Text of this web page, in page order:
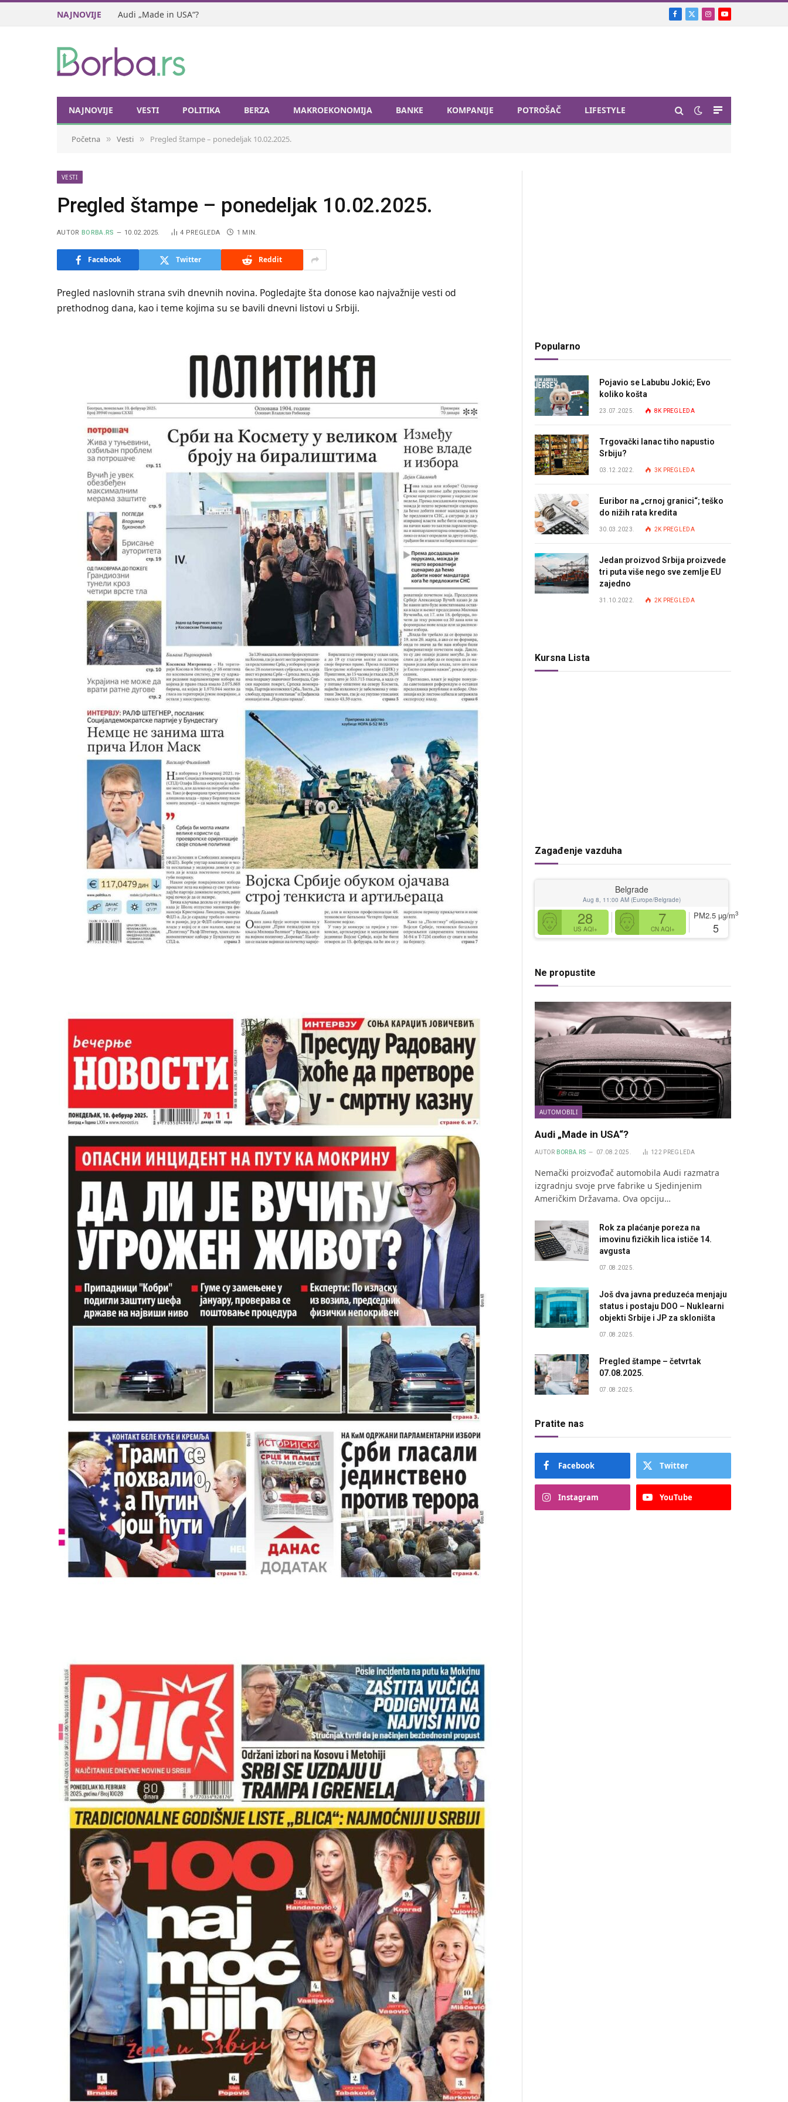
NAJNOVIJE Audi „Made in USA“? Facebook
X
Instagram
YouTube
NAJNOVIJE VESTI POLITIKA BERZA MAKROEKONOMIJA BANKE KOMPANIJE POTROŠAČ LIFESTYLE
Početna » Vesti » Pregled štampe – ponedeljak 10.02.2025.
VESTI
Pregled štampe – ponedeljak 10.02.2025.
AUTOR BORBA.RS 10.02.2025. 4 PREGLEDA 1 MIN.
Facebook Twitter Reddit
Pregled naslovnih strana svih dnevnih novina. Pogledajte šta donose kao najvažnije vesti od
prethodnog dana, kao i teme kojima su se bavili dnevni listovi u Srbiji.
Popularno
Pojavio se Labubu Jokić; Evo
koliko košta
23.07.2025. 8K PREGLEDA
Trgovački lanac tiho napustio
Srbiju?
03.12.2022. 3K PREGLEDA
Euribor na „crnoj granici“; teško
do nižih rata kredita
30.03.2023. 2K PREGLEDA
Jedan proizvod Srbija proizvede
tri puta više nego sve zemlje EU
zajedno
31.10.2022. 2K PREGLEDA
Kursna Lista
Zagađenje vazduha
Belgrade
Aug 8, 11:00 AM (Europe/Belgrade)
28
US AQI+
7
CN AQI+
PM2.5 µg/m3
5
Ne propustite
AUTOMOBILI
Audi „Made in USA“?
AUTOR BORBA.RS 07.08.2025. 122 PREGLEDA
Nemački proizvođač automobila Audi razmatra
izgradnju svoje prve fabrike u Sjedinjenim
Američkim Državama. Ova opciju…
Rok za plaćanje poreza na
imovinu fizičkih lica ističe 14.
avgusta
07.08.2025.
Još dva javna preduzeća menjaju
status i postaju DOO – Nuklearni
objekti Srbije i JP za skloništa
07.08.2025.
Pregled štampe – četvrtak
07.08.2025.
07.08.2025.
Pratite nas
Facebook Twitter
Instagram YouTube